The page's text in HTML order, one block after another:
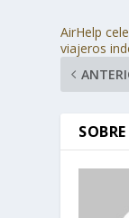
AirHelp
viajeros